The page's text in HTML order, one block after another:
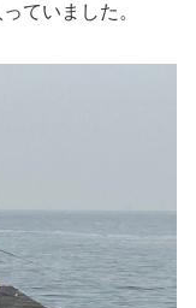
ていました。